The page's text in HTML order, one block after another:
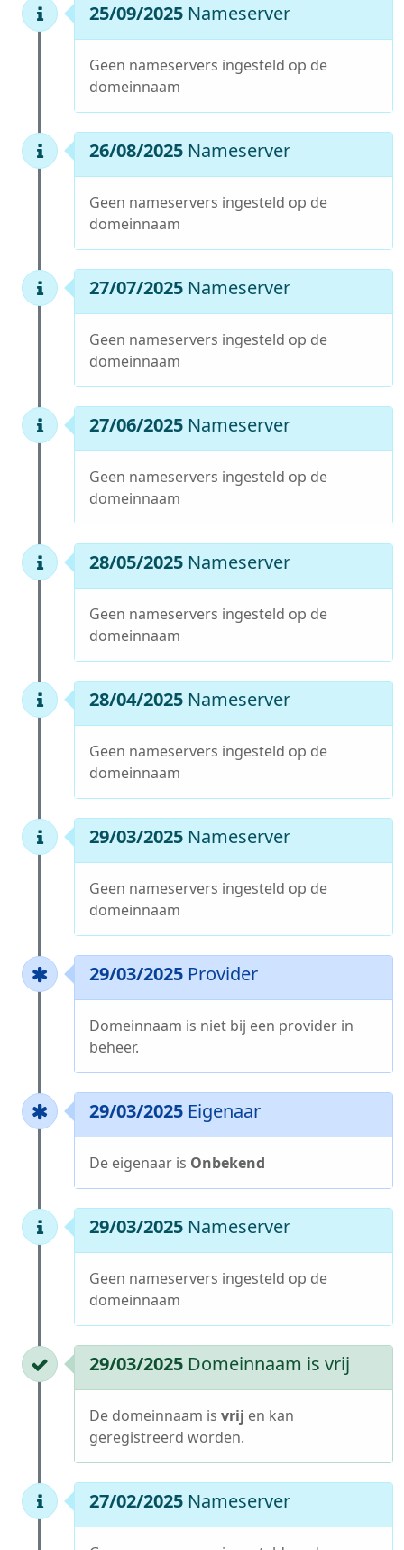
25/09/2025 Nameserver
Geen nameservers ingesteld op de
domeinnaam
26/08/2025 Nameserver
Geen nameservers ingesteld op de
domeinnaam
27/07/2025 Nameserver
Geen nameservers ingesteld op de
domeinnaam
27/06/2025 Nameserver
Geen nameservers ingesteld op de
domeinnaam
28/05/2025 Nameserver
Geen nameservers ingesteld op de
domeinnaam
28/04/2025 Nameserver
Geen nameservers ingesteld op de
domeinnaam
29/03/2025 Nameserver
Geen nameservers ingesteld op de
domeinnaam
29/03/2025 Provider
Domeinnaam is niet bij een provider in
beheer.
29/03/2025 Eigenaar
De eigenaar is Onbekend
29/03/2025 Nameserver
Geen nameservers ingesteld op de
domeinnaam
29/03/2025 Domeinnaam is vrij
De domeinnaam is vrij en kan
geregistreerd worden.
27/02/2025 Nameserver